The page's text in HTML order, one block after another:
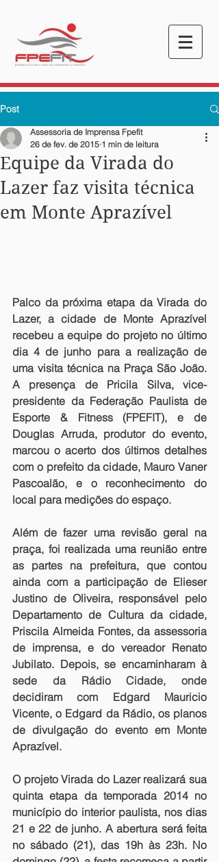
Post
Equipe da Virada do
Lazer faz visita técnica
em Monte Aprazível
Assessoria de Imprensa Fpefit
26 de fev. de 2015 1 min de leitura
Palco da próxima etapa da Virada do
Lazer, a cidade de Monte Aprazível
recebeu a equipe do projeto no último
dia 4 de junho para a realização de
uma visita técnica na Praça São João.
A presença de Pricila Silva, vice-
presidente da Federação Paulista de
Esporte & Fitness (FPEFIT), e de
Douglas Arruda, produtor do evento,
marcou o acerto dos últimos detalhes
com o prefeito da cidade, Mauro Vaner
Pascoalão, e o reconhecimento do
local para medições do espaço.
Além de fazer uma revisão geral na
praça, foi realizada uma reunião entre
as partes na prefeitura, que contou
ainda com a participação de Elieser
Justino de Oliveira, responsável pelo
Departamento de Cultura da cidade,
Priscila Almeida Fontes, da assessoria
de imprensa, e do vereador Renato
Jubilato. Depois, se encaminharam à
sede da Rádio Cidade, onde
decidiram com Edgard Mauricio
Vicente, o Edgard da Rádio, os planos
de divulgação do evento em Monte
Aprazível.
O projeto Virada do Lazer realizará sua
quinta etapa da temporada 2014 no
município do interior paulista, nos dias
21 e 22 de junho. A abertura será feita
no sábado (21), das 19h às 23h. No